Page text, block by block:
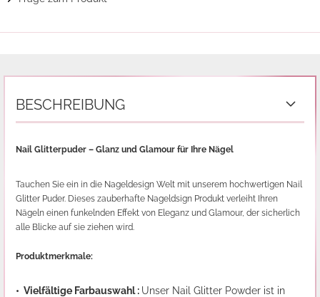
BESCHREIBUNG
Nail Glitterpuder – Glanz und Glamour für Ihre Nägel
Tauchen Sie ein in die Nageldesign Welt mit unserem hochwertigen Nail
Glitter Puder. Dieses zauberhafte Nageldsign Produkt verleiht Ihren
Nägeln einen funkelnden Effekt von Eleganz und Glamour, der sicherlich
alle Blicke auf sie ziehen wird.
Produktmerkmale:
• Vielfältige Farbauswahl : Unser Nail Glitter Powder ist in